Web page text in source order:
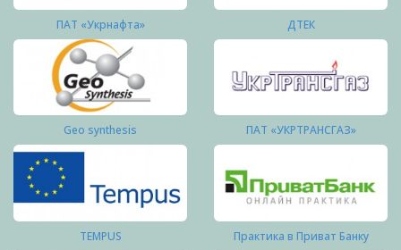
ПАТ «Укрнафта» ДТЕК
Geo synthesis ПАТ «УКРТРАНСГАЗ»
TEMPUS Практика в Приват Банку